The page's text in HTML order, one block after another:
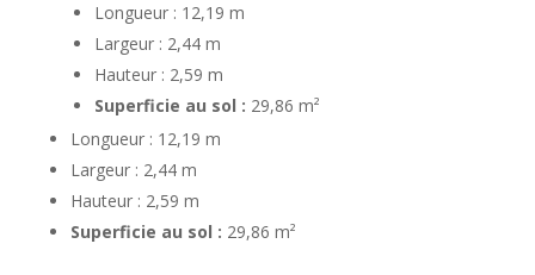
Longueur : 12,19 m
Largeur : 2,44 m
Hauteur : 2,59 m
Superficie au sol : 29,86 m²
Longueur : 12,19 m
Largeur : 2,44 m
Hauteur : 2,59 m
Superficie au sol : 29,86 m²